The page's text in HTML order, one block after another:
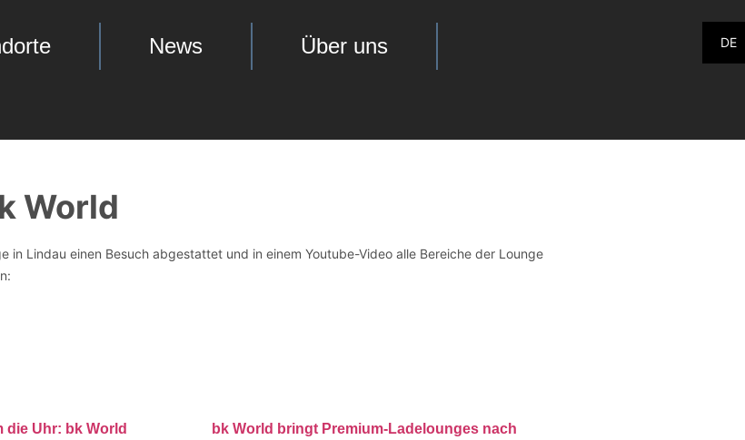
News
Über uns
DE
World
Lindau einen Besuch abgestattet und in einem Youtube-Video alle Bereiche der Lounge
die Uhr: bk World
bk World bringt Premium-Ladelounges nach